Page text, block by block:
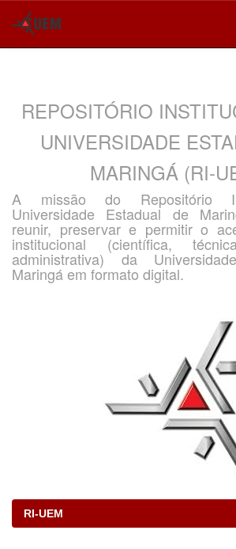
REPOSITÓRIO
UNIVERSIDADE
MARINGÁ (RI-
A missão do Repositório
Universidade Estadual de
reunir, preservar e permitir o
institucional (científica,
administrativa) da
Maringá em formato digital.
RI-UEM